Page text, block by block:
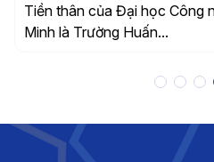
Tiền thân của Đại học Công
Minh là Trường Huấn...